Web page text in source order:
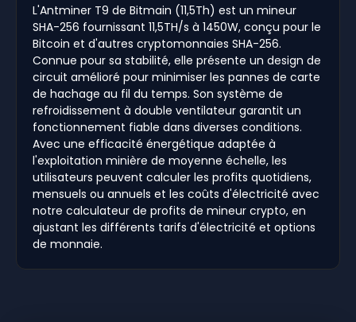
L'Antminer T9 de Bitmain (11,5Th) est un mineur
SHA-256 fournissant 11,5TH/s à 1450W, conçu pour le
Bitcoin et d'autres cryptomonnaies SHA-256.
Connue pour sa stabilité, elle présente un design de
circuit amélioré pour minimiser les pannes de carte
de hachage au fil du temps. Son système de
refroidissement à double ventilateur garantit un
fonctionnement fiable dans diverses conditions.
Avec une efficacité énergétique adaptée à
l'exploitation minière de moyenne échelle, les
utilisateurs peuvent calculer les profits quotidiens,
mensuels ou annuels et les coûts d'électricité avec
notre calculateur de profits de mineur crypto, en
ajustant les différents tarifs d'électricité et options
de monnaie.